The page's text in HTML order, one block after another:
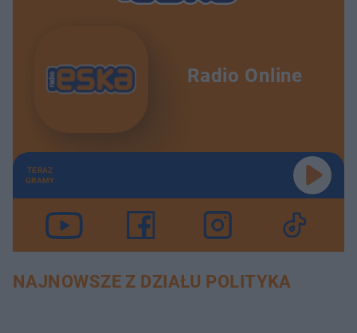
Radio Online
TERAZ
GRAMY
NAJNOWSZE Z DZIAŁU POLITYKA